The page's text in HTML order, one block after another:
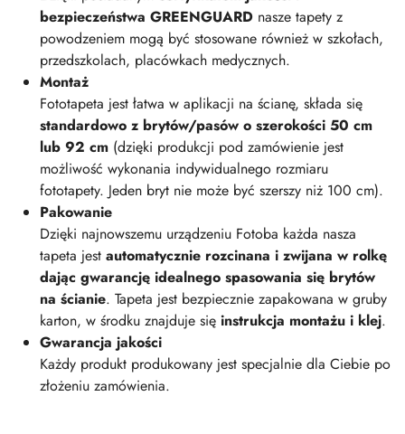
bezpieczeństwa GREENGUARD nasze tapety z
powodzeniem mogą być stosowane również w szkołach,
przedszkolach, placówkach medycznych.
Montaż
Fototapeta jest łatwa w aplikacji na ścianę, składa się
standardowo z brytów/pasów o szerokości 50 cm
lub 92 cm (dzięki produkcji pod zamówienie jest
możliwość wykonania indywidualnego rozmiaru
fototapety. Jeden bryt nie może być szerszy niż 100 cm).
Pakowanie
Dzięki najnowszemu urządzeniu Fotoba każda nasza
tapeta jest automatycznie rozcinana i zwijana w rolkę
dając gwarancję idealnego spasowania się brytów
na ścianie. Tapeta jest bezpiecznie zapakowana w gruby
karton, w środku znajduje się instrukcja montażu i klej.
Gwarancja jakości
Każdy produkt produkowany jest specjalnie dla Ciebie po
złożeniu zamówienia.